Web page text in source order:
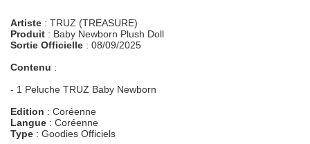
Artiste : TRUZ (TREASURE)
Produit : Baby Newborn Plush Doll
Sortie Officielle : 08/09/2025
Contenu :
- 1 Peluche TRUZ Baby Newborn
Edition : Coréenne
Langue : Coréenne
Type : Goodies Officiels